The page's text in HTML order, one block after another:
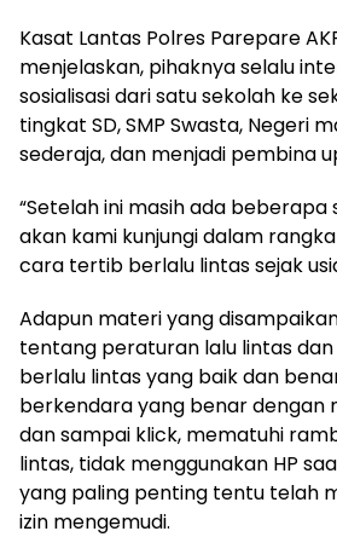
Kasat Lantas Polres Parepare
menjelaskan, pihaknya selalu
sosialisasi dari satu sekolah ke
tingkat SD, SMP Swasta, Negeri
sederaja, dan menjadi pembina
“Setelah ini masih ada beberapa
akan kami kunjungi dalam
cara tertib berlalu lintas sejak
Adapun materi yang
tentang peraturan lalu lintas
berlalu lintas yang baik dan
berkendara yang benar dengan
dan sampai klick, mematuhi
lintas, tidak menggunakan HP
yang paling penting tentu telah
izin mengemudi.